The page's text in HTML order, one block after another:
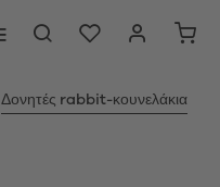
Δονητές rabbit-κουνελάκια